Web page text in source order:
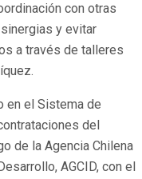
con otras
y evitar
a través de talleres
en el Sistema de
del
de la Agencia Chilena
AGCID, con el